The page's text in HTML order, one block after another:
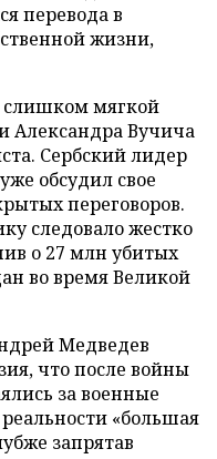
перевода в
жизни,
слишком мягкой
Александра Вучича
Сербский лидер
обсудил свое
переговоров.
следовало жестко
о 27 млн убитых
во время Великой
Медведев
что после войны
за военные
«большая
запрятав